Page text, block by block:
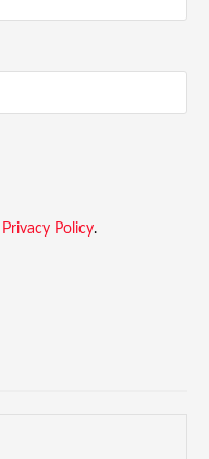
Privacy Policy.